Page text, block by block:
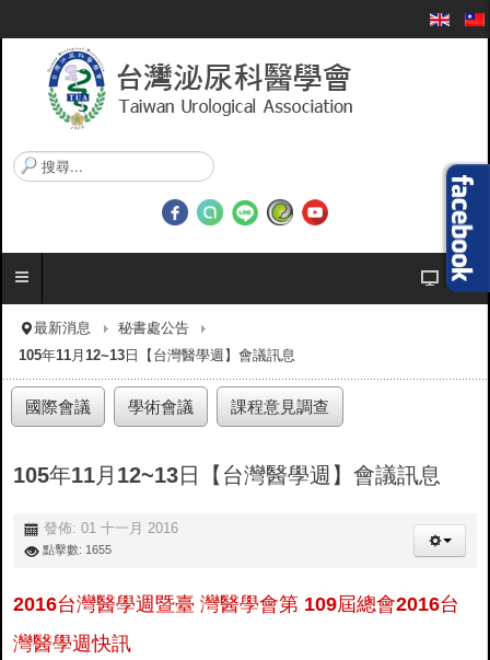
搜
尋
.
最新消息
秘書處公告
105年11月12~13日【台灣醫學週】會議訊息
國際會議 學術會議 課程意見調查
105年11月12~13日【台灣醫學週】會議訊息
發佈: 01 十一月 2016
點擊數: 1655
2016台灣醫學週暨臺 灣醫學會第 109屆總會2016台
灣醫學週快訊